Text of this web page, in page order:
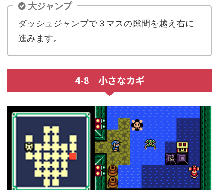
大ジャンプ
ダッシュジャンプで３マスの隙間を越え右に
進みます。
4-8 小さなカギ